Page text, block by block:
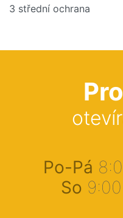
3 střední ochrana
Po-Pá
So